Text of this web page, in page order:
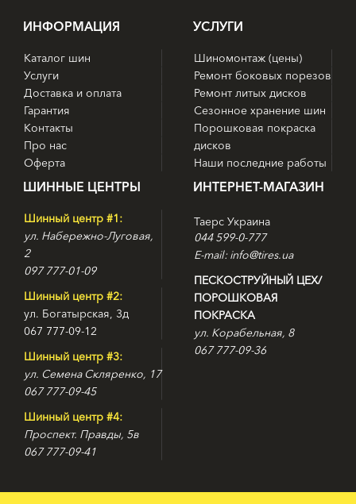
ИНФОРМАЦИЯ
Каталог шин
Услуги
Доставка и оплата
Гарантия
Контакты
Про нас
Оферта
УСЛУГИ
Шиномонтаж (цены)
Ремонт боковых порезов
Ремонт литых дисков
Сезонное хранение шин
Порошковая покраска
дисков
Наши последние работы
ШИННЫЕ ЦЕНТРЫ
Шинный центр #1:
ул. Набережно-Луговая,
2
097 777-01-09
Шинный центр #2:
ул. Богатырская, 3д
067 777-09-12
Шинный центр #3:
ул. Семена Скляренко, 17
067 777-09-45
Шинный центр #4:
Проспект. Правды, 5в
067 777-09-41
ИНТЕРНЕТ-МАГАЗИН
Таерс Украина
044 599-0-777
E-mail: info@tires.ua
ПЕСКОСТРУЙНЫЙ ЦЕХ/
ПОРОШКОВАЯ
ПОКРАСКА
ул. Корабельная, 8
067 777-09-36